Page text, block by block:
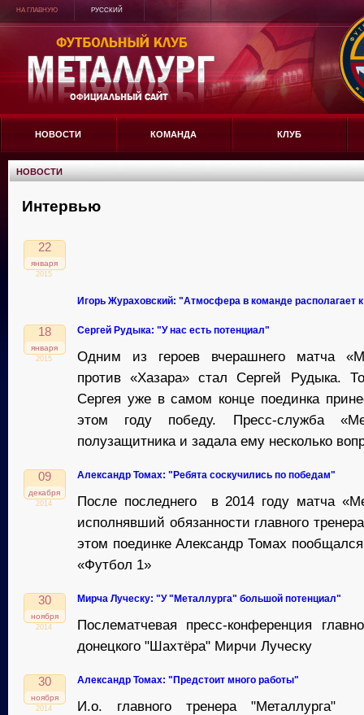
НА ГЛАВНУЮ РУССКИЙ
НОВОСТИ КОМАНДА КЛУБ
НОВОСТИ
Интервью
22
января
2015
Игорь Жураховский: "Атмосфера в команде располагает
18
января
2015
Сергей Рудыка: "У нас есть потенциал"
Одним из героев вчерашнего матча
против «Хазара» стал Сергей Рудыка.
Сергея уже в самом конце поединка
этом году победу. Пресс-служба
полузащитника и задала ему несколько
09
декабря
2014
Александр Томах: "Ребята соскучились по победам"
После последнего в 2014 году матча
исполнявший обязанности главного
этом поединке Александр Томах
«Футбол 1»
30
ноября
2014
Мирча Луческу: "У "Металлурга" большой потенциал"
Послематчевая пресс-конференция
донецкого "Шахтёра" Мирчи Луческу
30
ноября
2014
Александр Томах: "Предстоит много работы"
И.о. главного тренера "Металлурга"